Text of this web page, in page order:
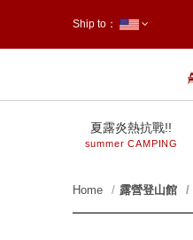
Ship to：
夏露炎熱抗戰!!
summer CAMPING
Home 露營登山館
prev